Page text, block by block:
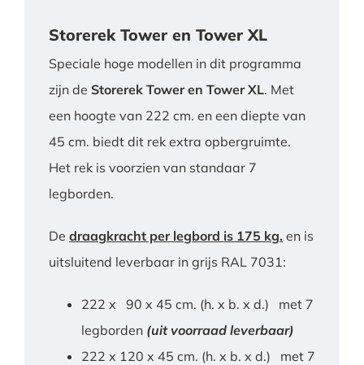
Storerek Tower en Tower XL
Speciale hoge modellen in dit programma
zijn de Storerek Tower en Tower XL. Met
een hoogte van 222 cm. en een diepte van
45 cm. biedt dit rek extra opbergruimte.
Het rek is voorzien van standaar 7
legborden.
De draagkracht per legbord is 175 kg. en is
uitsluitend leverbaar in grijs RAL 7031:
222 x 90 x 45 cm. (h. x b. x d.) met 7
legborden (uit voorraad leverbaar)
222 x 120 x 45 cm. (h. x b. x d.) met 7